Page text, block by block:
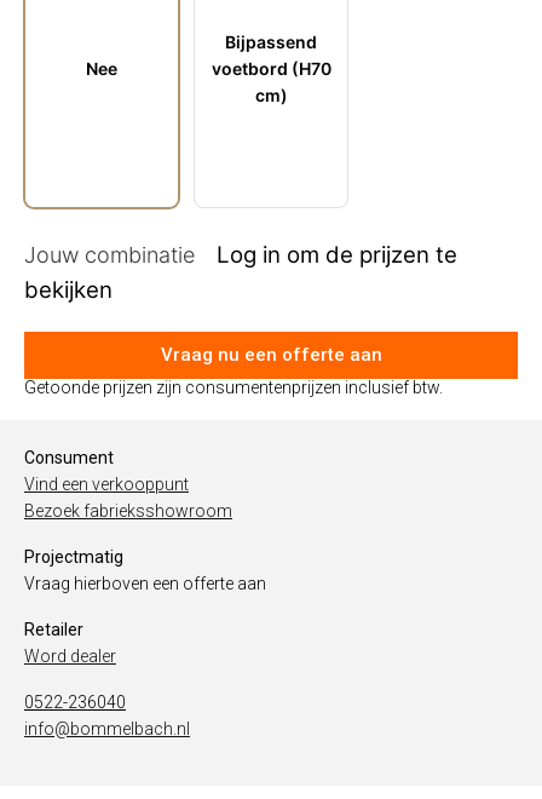
Nee
Bijpassend
voetbord (H70
cm)
Jouw combinatie
Vraag nu een offerte aan
Getoonde prijzen zijn consumentenprijzen inclusief btw.
Consument
Vind een verkooppunt
Bezoek fabrieksshowroom
Projectmatig
Vraag hierboven een offerte aan
Retailer
Word dealer
0522-236040
info@bommelbach.nl